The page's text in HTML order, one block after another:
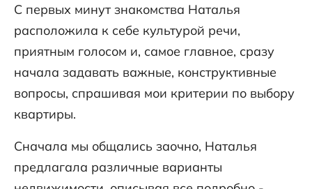
С первых минут знакомства Наталья
расположила к себе культурой речи,
приятным голосом и, самое главное, сразу
начала задавать важные, конструктивные
вопросы, спрашивая мои критерии по выбору
квартиры.
Сначала мы общались заочно, Наталья
предлагала различные варианты